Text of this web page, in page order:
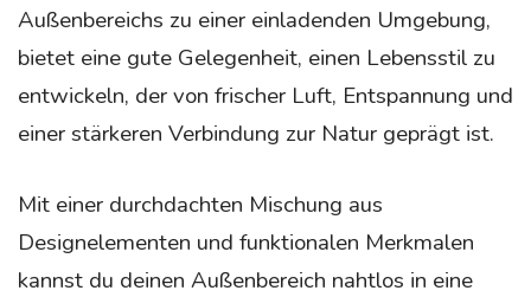
Außenbereichs zu einer einladenden Umgebung,
bietet eine gute Gelegenheit, einen Lebensstil zu
entwickeln, der von frischer Luft, Entspannung und
einer stärkeren Verbindung zur Natur geprägt ist.
Mit einer durchdachten Mischung aus
Designelementen und funktionalen Merkmalen
kannst du deinen Außenbereich nahtlos in eine